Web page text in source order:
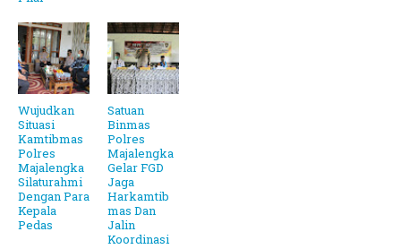
Wujudkan
Situasi
Kamtibmas
Polres
Majalengka
Silaturahmi
Dengan Para
Kepala
Pedas
Satuan
Binmas
Polres
Majalengka
Gelar FGD
Jaga
Harkamtib
mas Dan
Jalin
Koordinasi